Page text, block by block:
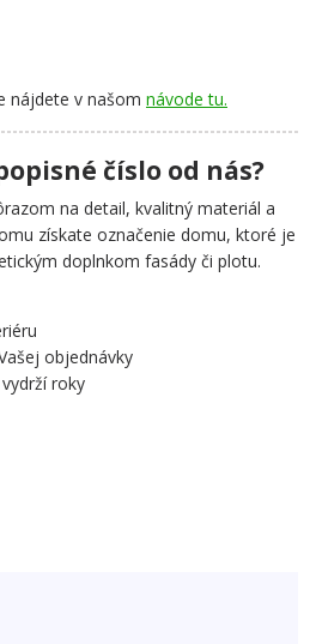
nájdete v našom návode tu.
číslo od nás?
na detail, kvalitný materiál a
získate označenie domu, ktoré je
doplnkom fasády či plotu.
objednávky
roky